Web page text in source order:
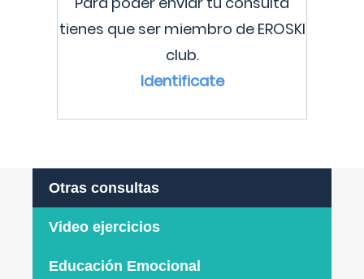
tienes que ser miembro de EROSKI
club.
Identificate
Otras consultas
Video ejercicios
Educación Emocional